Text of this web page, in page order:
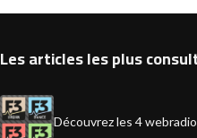
Les articles les plus
Découvrez les 4